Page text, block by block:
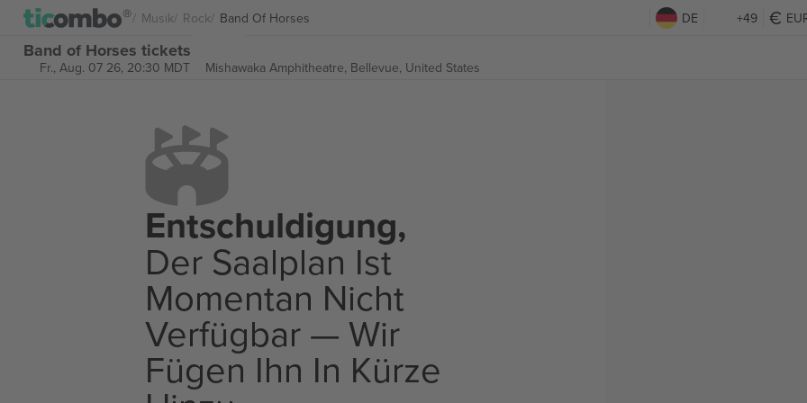
Musik Rock Band Of Horses DE +49
Band of Horses tickets
Fr., Aug. 07 26, 20:30 MDT Mishawaka Amphitheatre, Bellevue, United States
Entschuldigung,
Der Saalplan Ist
Momentan Nicht
Verfügbar — Wir
Fügen Ihn In Kürze